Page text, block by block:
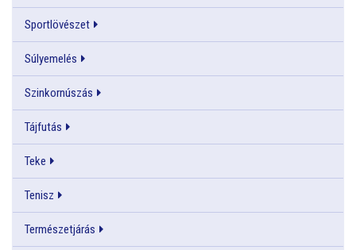
Sportlövészet
Súlyemelés
Szinkornúszás
Tájfutás
Teke
Tenisz
Természetjárás